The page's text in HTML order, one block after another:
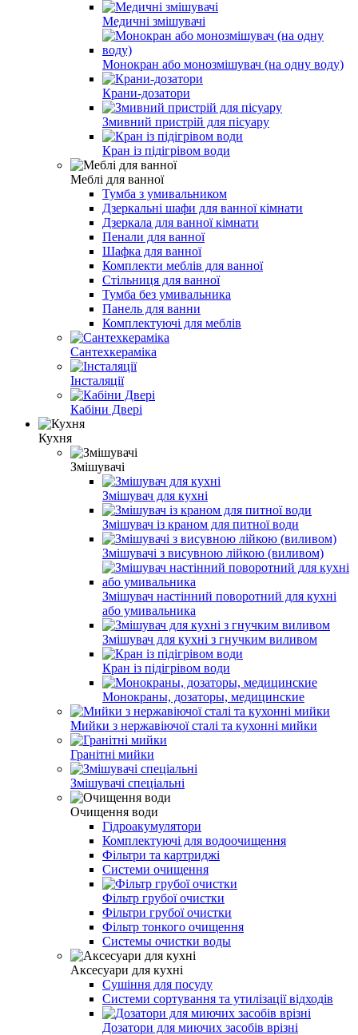
Медичні змішувачі
Монокран або монозмішувач (на одну воду)
Крани-дозатори
Змивний пристрій для пісуару
Кран із підігрівом води
Меблі для ванної
Тумба з умивальником
Дзеркальні шафи для ванної кімнати
Дзеркала для ванної кімнати
Пенали для ванної
Шафка для ванної
Комплекти меблів для ванної
Стільниця для ванної
Тумба без умивальника
Панель для ванни
Комплектуючі для меблів
Сантехкераміка
Інсталяції
Кабіни Двері
Кухня
Змішувачі
Змішувач для кухні
Змішувач із краном для питної води
Змішувачі з висувною лійкою (виливом)
Змішувач настінний поворотний для кухні
або умивальника
Змішувач для кухні з гнучким виливом
Кран із підігрівом води
Монокраны, дозаторы, медицинские
Мийки з нержавіючої сталі та кухонні мийки
Гранітні мийки
Змішувачі спеціальні
Очищення води
Гідроакумулятори
Комплектуючі для водоочищення
Фільтри та картриджі
Системи очищення
Фільтр грубої очистки
Фільтри грубої очистки
Фільтр тонкого очищення
Системы очистки воды
Аксесуари для кухні
Сушіння для посуду
Системи сортування та утилізації відходів
Дозатори для миючих засобів врізні